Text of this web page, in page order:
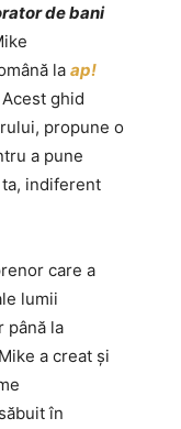
de bani
la ap!
ghid
propune o
a pune
indiferent
care a
lumii
până la
a creat și
în